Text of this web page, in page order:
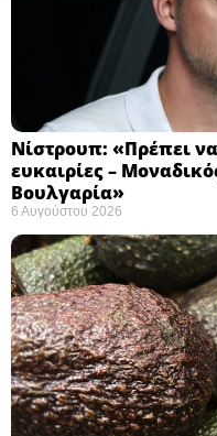
Νίστρουπ: «Πρέπει
ευκαιρίες –
Βουλγαρία» ​
6 Αυγούστου 2026